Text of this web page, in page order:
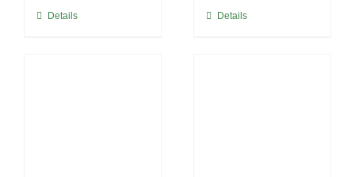
Details Details